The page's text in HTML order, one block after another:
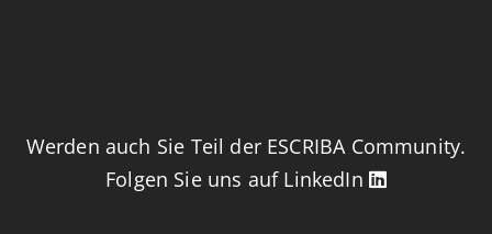
Werden auch Sie Teil der ESCRIBA Community.
Folgen Sie uns auf LinkedIn